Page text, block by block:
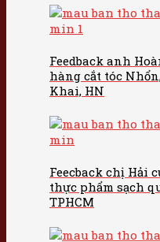
Feedback anh
hàng cắt tóc
Khai, HN
Feecback chị Hải
thực phẩm sạch
TPHCM